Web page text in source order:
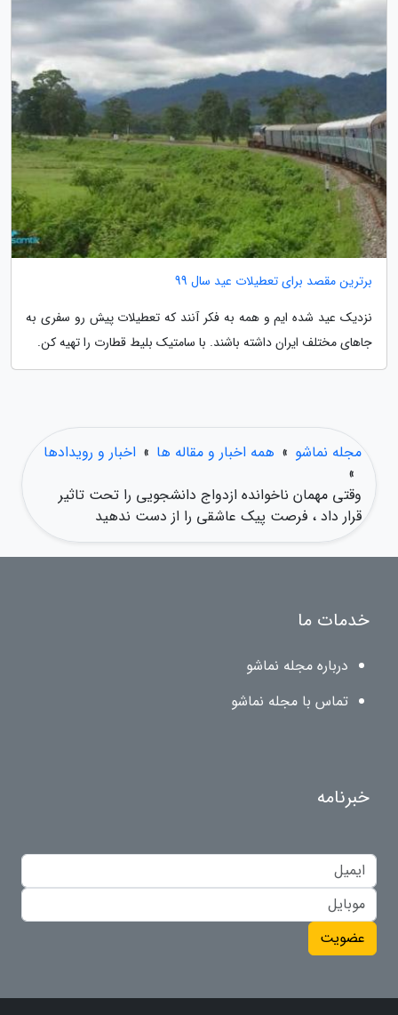
برترین مقصد برای تعطیلات عید سال 99
نزدیک عید شده ایم و همه به فکر آنند که تعطیلات پیش رو سفری به
جاهای مختلف ایران داشته باشند. با سامتیک بلیط قطارت را تهیه کن.
مجله نماشو » همه اخبار و مقاله ها » اخبار و رویدادها
»
وقتی مهمان ناخوانده ازدواج دانشجویی را تحت تاثیر
قرار داد ، فرصت پیک عاشقی را از دست ندهید
خدمات ما
درباره مجله نماشو
تماس با مجله نماشو
خبرنامه
عضویت